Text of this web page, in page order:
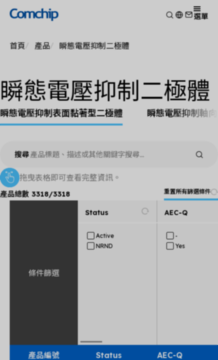
選單
產品
開關二極體
靜電放電保護元件
瞬態電壓抑制二極體
電晶體
橋式整流器
高頻二極體
車用電子
Other
技術能力
研究與開發
生產製造
測試技術
EHS政策
檢視
關於典琦
典琦大事紀
代理商
新聞
檢視
公司新聞
產品新聞
首頁 產品 瞬態電壓抑制二極體
瞬態電壓抑制二極體
瞬態電壓抑制表面黏著型二極體 瞬態電壓抑制軸
搜尋
拖曳表格即可查看完整資訊。
產品總數 3318/3318 重置所有篩選條件
條件篩選
Status AEC-Q
Active
NRND
-
Yes
產品編號 Status AEC-Q